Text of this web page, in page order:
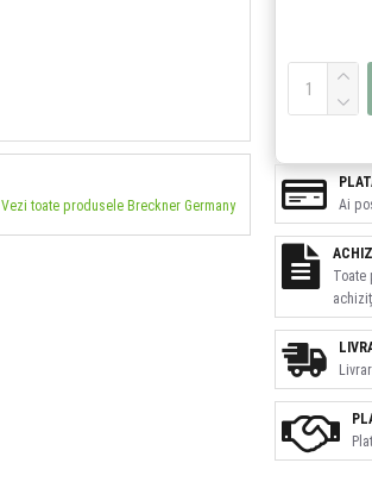
Vezi toate produsele Breckner Germany
Ai
Toate